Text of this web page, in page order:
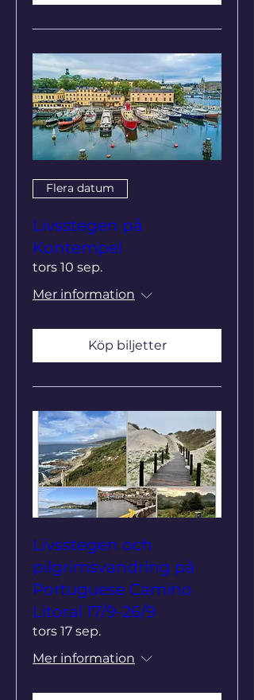
Flera datum
Livsstegen på
Kontempel
tors 10 sep.
Mer information
Köp biljetter
Livsstegen och
pilgrimsvandring på
Portuguese Camino
Litoral 17/9-26/9
tors 17 sep.
Mer information